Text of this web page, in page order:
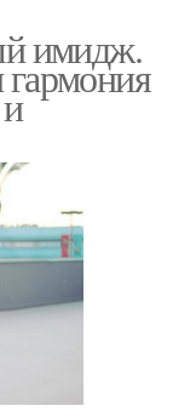
имидж.